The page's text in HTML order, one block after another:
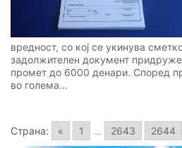
вредност, со кој се укинува
задолжителен документ
промет до 6000 денари. Според
во голема...
Страна: « 1 ... 2643 2644